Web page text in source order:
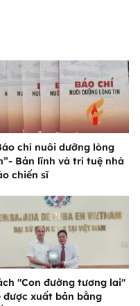
chí nuôi dưỡng lòng
Bản lĩnh và trí tuệ nhà
chiến sĩ
"Con đường tương lai"
được xuất bản bằng